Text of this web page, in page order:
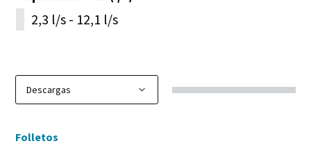
2,3 l/s - 12,1 l/s
Folletos